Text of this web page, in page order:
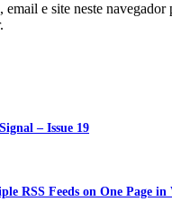
email e site neste navegador
– Issue 19
RSS Feeds on One Page in